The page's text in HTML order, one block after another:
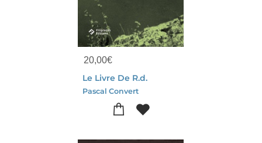
20,00€
Le Livre De R.d.
Pascal Convert